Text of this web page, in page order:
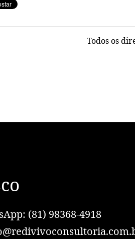
Todos os
(81) 98368-4918